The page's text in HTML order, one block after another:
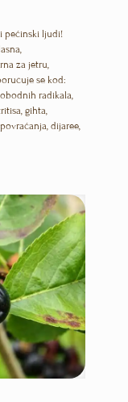
pećinski ljudi!
za jetru,
se kod:
radikala,
gihta,
dijaree,